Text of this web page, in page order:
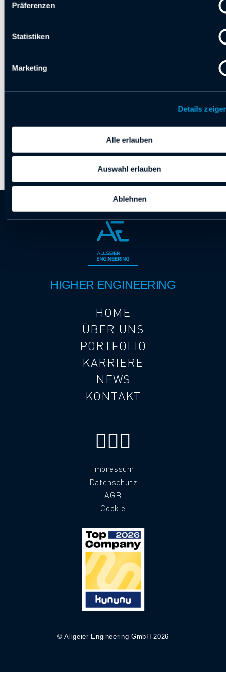
Präferenzen
Statistiken
Marketing
Details
Alle erlauben
Auswahl erlauben
Ablehnen
HIGHER ENGINEERING
HOME
ÜBER UNS
PORTFOLIO
KARRIERE
NEWS
KONTAKT
Impressum
Datenschutz
AGB
Cookie
© Allgeier Engineering GmbH 2026